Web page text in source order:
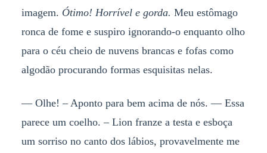
imagem. Ótimo! Horrível e gorda. Meu estômago
ronca de fome e suspiro ignorando-o enquanto olho
para o céu cheio de nuvens brancas e fofas como
algodão procurando formas esquisitas nelas.
— Olhe! – Aponto para bem acima de nós. — Essa
parece um coelho. – Lion franze a testa e esboça
um sorriso no canto dos lábios, provavelmente me